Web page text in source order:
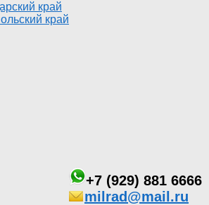
край
край
+7 (929) 881 6666
milrad@mail.ru